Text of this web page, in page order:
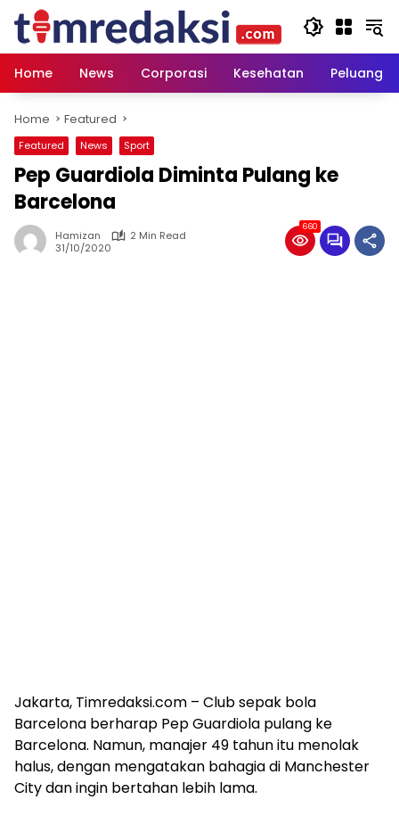
content
Home
News Corporasi Kesehatan Peluang
Home Featured
Featured News Sport
Pep Guardiola Diminta Pulang ke
Barcelona
Hamizan
2 Min Read
31/10/2020
660
Jakarta, Timredaksi.com – Club sepak bola
Barcelona berharap Pep Guardiola pulang ke
Barcelona. Namun, manajer 49 tahun itu menolak
halus, dengan mengatakan bahagia di Manchester
City dan ingin bertahan lebih lama.